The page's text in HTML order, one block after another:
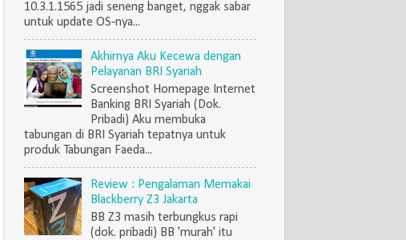
10.3.1.1565 jadi seneng banget, nggak sabar
untuk update OS-nya...
Akhirnya Aku Kecewa dengan
Pelayanan BRI Syariah
Screenshot Homepage Internet
Banking BRI Syariah (Dok.
Pribadi) Aku membuka
tabungan di BRI Syariah tepatnya untuk
produk Tabungan Faeda...
Review : Pengalaman Memakai
Blackberry Z3 Jakarta
BB Z3 masih terbungkus rapi
(dok. pribadi) BB 'murah' itu